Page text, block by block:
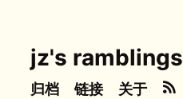
jz's ramblings
归档 链接 关于